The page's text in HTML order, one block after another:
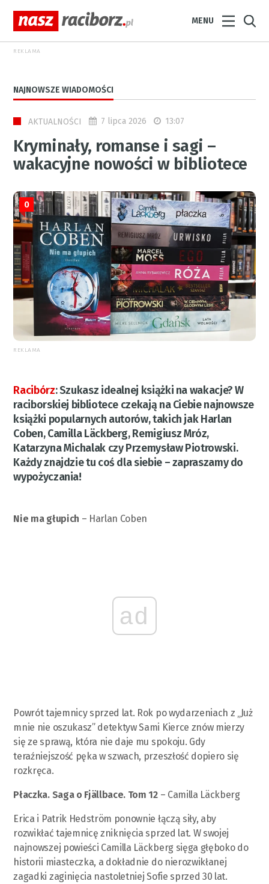
MENU
REKLAMA
NAJNOWSZE WIADOMOŚCI
AKTUALNOŚCI 7 lipca 2026 13:07
Kryminały, romanse i sagi –
wakacyjne nowości w bibliotece
0
REKLAMA
Racibórz:Szukasz idealnej książki na wakacje? W
raciborskiej bibliotece czekają na Ciebie najnowsze
książki popularnych autorów, takich jak Harlan
Coben, Camilla Läckberg, Remigiusz Mróz,
Katarzyna Michalak czy Przemysław Piotrowski.
Każdy znajdzie tu coś dla siebie – zapraszamy do
wypożyczania!
Nie ma głupich – Harlan Coben
ad
Powrót tajemnicy sprzed lat. Rok po wydarzeniach z „Już
mnie nie oszukasz” detektyw Sami Kierce znów mierzy
się ze sprawą, która nie daje mu spokoju. Gdy
teraźniejszość pęka w szwach, przeszłość dopiero się
rozkręca.
Płaczka. Saga o Fjällbace. Tom 12– Camilla Läckberg
Erica i Patrik Hedström ponownie łączą siły, aby
rozwikłać tajemnicę zniknięcia sprzed lat. W swojej
najnowszej powieści Camilla Läckberg sięga głęboko do
historii miasteczka, a dokładnie do nierozwikłanej
zagadki zaginięcia nastoletniej Sofie sprzed 30 lat.